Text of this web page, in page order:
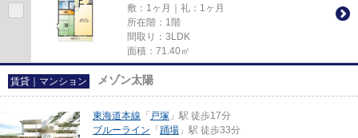
敷：1ヶ月｜礼：1ヶ月
所在階：1階
間取り：3LDK
面積：71.40㎡
賃貸｜マンション メゾン太陽
東海道本線 「 戸塚 」駅 徒歩17分
ブルーライン 「 踊場 」駅 徒歩33分